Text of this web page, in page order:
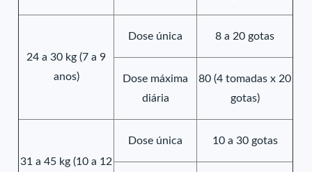
24 a 30 kg (7 a 9
anos)
Dose única 8 a 20 gotas
Dose máxima
diária
80 (4 tomadas x 20
gotas)
31 a 45 kg (10 a 12
Dose única 10 a 30 gotas